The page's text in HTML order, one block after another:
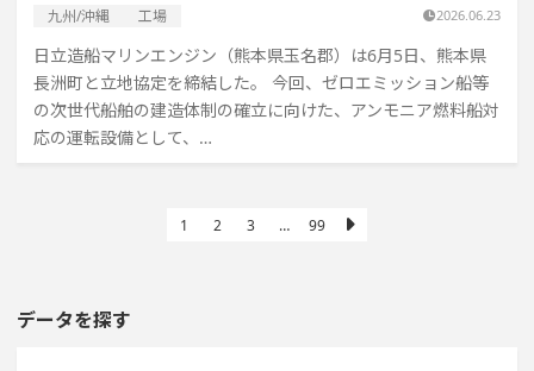
九州/沖縄 工場 2026.06.23
日立造船マリンエンジン（熊本県玉名郡）は6月5日、熊本県
長洲町と立地協定を締結した。 今回、ゼロエミッション船等
の次世代船舶の建造体制の確立に向けた、アンモニア燃料船対
応の運転設備として、…
1 2 3 … 99
データを探す